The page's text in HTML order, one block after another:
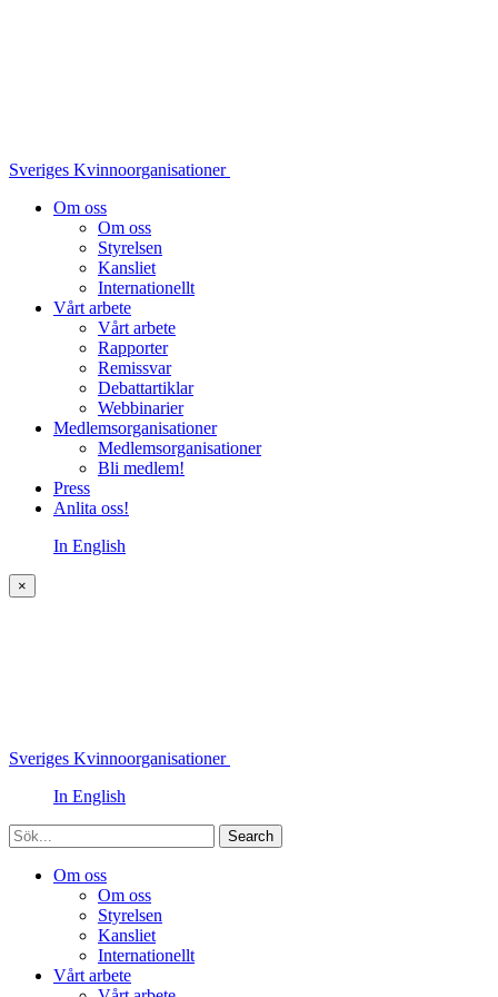
Sveriges Kvinnoorganisationer
Om oss
Om oss
Styrelsen
Kansliet
Internationellt
Vårt arbete
Vårt arbete
Rapporter
Remissvar
Debattartiklar
Webbinarier
Medlemsorganisationer
Medlemsorganisationer
Bli medlem!
Press
Anlita oss!
In English
×
Sveriges Kvinnoorganisationer
In English
Sök
Om oss
Om oss
Styrelsen
Kansliet
Internationellt
Vårt arbete